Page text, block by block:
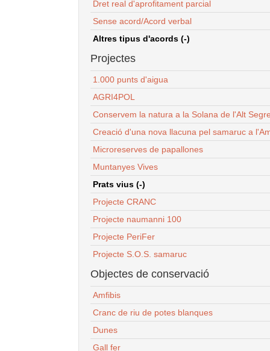
Dret real d'aprofitament parcial
Sense acord/Acord verbal
Altres tipus d'acords (-)
Projectes
1.000 punts d'aigua
AGRI4POL
Conservem la natura a la Solana de l'Alt
Creació d'una nova llacuna pel samaruc a
Microreserves de papallones
Muntanyes Vives
Prats vius (-)
Projecte CRANC
Projecte naumanni 100
Projecte PeriFer
Projecte S.O.S. samaruc
Objectes de conservació
Amfibis
Cranc de riu de potes blanques
Dunes
Gall fer